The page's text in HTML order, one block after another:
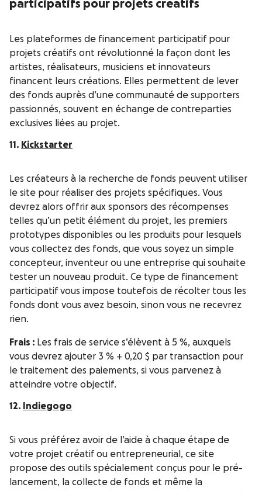
participatifs pour projets créatifs
Les plateformes de financement participatif pour
projets créatifs ont révolutionné la façon dont les
artistes, réalisateurs, musiciens et innovateurs
financent leurs créations. Elles permettent de lever
des fonds auprès d’une communauté de supporters
passionnés, souvent en échange de contreparties
exclusives liées au projet.
11. Kickstarter
Les créateurs à la recherche de fonds peuvent utiliser
le site pour réaliser des projets spécifiques. Vous
devrez alors offrir aux sponsors des récompenses
telles qu’un petit élément du projet, les premiers
prototypes disponibles ou les produits pour lesquels
vous collectez des fonds, que vous soyez un simple
concepteur, inventeur ou une entreprise qui souhaite
tester un nouveau produit. Ce type de financement
participatif vous impose toutefois de récolter tous les
fonds dont vous avez besoin, sinon vous ne recevrez
rien.
Frais : Les frais de service s’élèvent à 5 %, auxquels
vous devrez ajouter 3 % + 0,20 $ par transaction pour
le traitement des paiements, si vous parvenez à
atteindre votre objectif.
12. Indiegogo
Si vous préférez avoir de l’aide à chaque étape de
votre projet créatif ou entrepreneurial, ce site
propose des outils spécialement conçus pour le pré-
lancement, la collecte de fonds et même la